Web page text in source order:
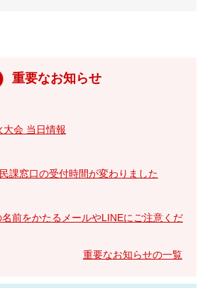
重要なお知らせ
会 当日情報
課窓口の受付時間が変わりました
名前をかたるメールやLINEにご注意くだ
重要なお知らせの一覧